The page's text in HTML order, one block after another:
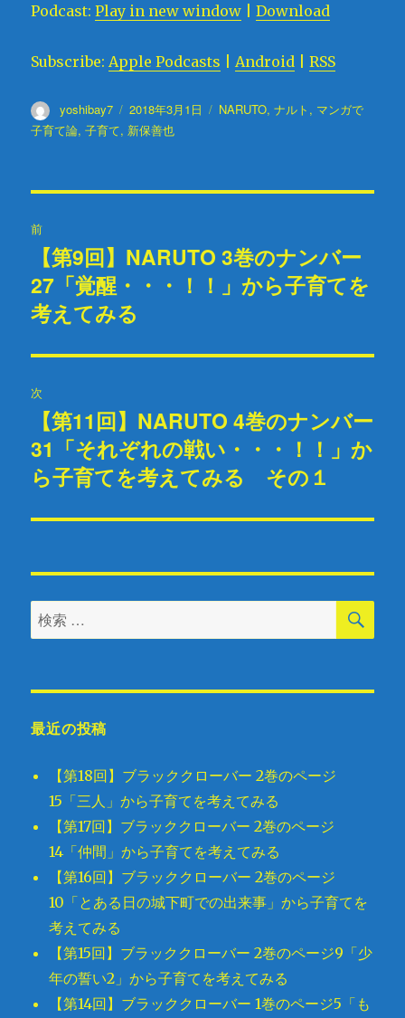
ー
Podcast:Play in new window |Download
Subscribe:Apple Podcasts |Android |RSS
投
稿
yoshibay7
投
稿
2018年3月1日
タ
NARUTO,ナルト , マンガで
子育て論,子育て, 新保善也
稿
ナ
ビ
ゲ
ー
シ
ョ
ン
前
去
の
稿:
【第9回】NARUTO 3巻のナンバー
27「覚醒・・・！！」から子育てを
考えてみる
次
の
投
【第11回】NARUTO 4巻のナンバー
31「それぞれの戦い・・・！！」か
ら子育てを考えてみる その１
検
索
象:
検
最近の投稿
【第18回】ブラッククローバー 2巻のページ
15「三人」から子育てを考えてみる
【第17回】ブラッククローバー 2巻のページ
14「仲間」から子育てを考えてみる
【第16回】ブラッククローバー 2巻のページ
10「とある日の城下町での出来事」から子育てを
考えてみる
【第15回】ブラッククローバー 2巻のページ9「少
年の誓い2」から子育てを考えてみる
【第14回】ブラッククローバー 1巻のページ5「も